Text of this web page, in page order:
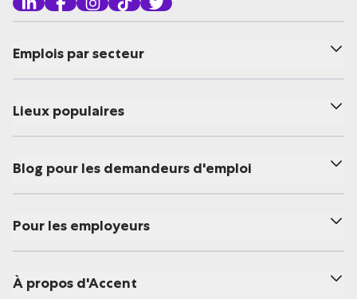
Emplois par secteur
Lieux populaires
Blog pour les demandeurs d'emploi
Pour les employeurs
À propos d'Accent